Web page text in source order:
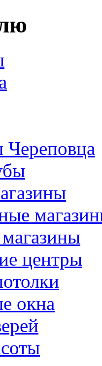
Череповца
центры
окна